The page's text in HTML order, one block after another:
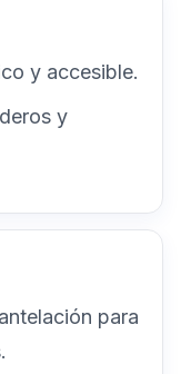
y accesible.
y
para